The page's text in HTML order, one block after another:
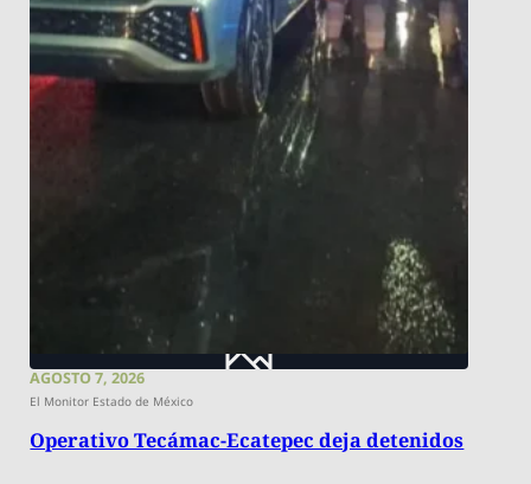
AGOSTO 7, 2026
El Monitor Estado de México
Operativo Tecámac-Ecatepec deja detenidos